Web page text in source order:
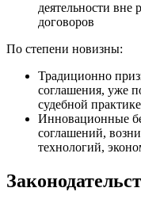
деятельности
договоров
По степени новизны:
Традиционно
соглашения, уже
судебной
Инновационные
соглашений,
технологий,